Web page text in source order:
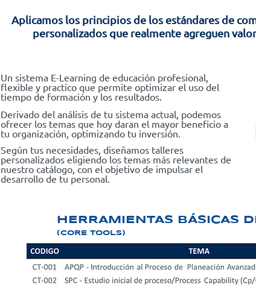
Aplicamos los principios de los estándares de
personalizados que realmente agreguen
Un sistema E-Learning de educación profesional,
flexible y practico que permite optimizar el uso del
tiempo de formación y los resultados.
Derivado del análisis de tu sistema actual, podemos
ofrecer los temas que hoy daran el mayor beneficio a
tu organización, optimizando tu inversión.
Según tus necesidades, diseñamos talleres
personalizados eligiendo los temas más relevantes de
nuestro catálogo, con el objetivo de impulsar el
desarrollo de tu personal.
HERRAMIENTAS BÁSICAS
(CORE TOOLS)